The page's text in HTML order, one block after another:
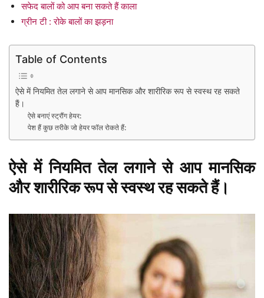
सफेद बालों को आप बना सकते हैं काला
ग्रीन टी : रोके बालों का झड़ना
Table of Contents
ऐसे में नियमित तेल लगाने से आप मानसिक और शारीरिक रूप से स्वस्थ रह सकते
हैं।
ऐसे बनाएं स्ट्रौंग हेयर:
पेश हैं कुछ तरीके जो हेयर फॉल रोकते हैं:
ऐसे में नियमित तेल लगाने से आप मानसिक
और शारीरिक रूप से स्वस्थ रह सकते हैं।